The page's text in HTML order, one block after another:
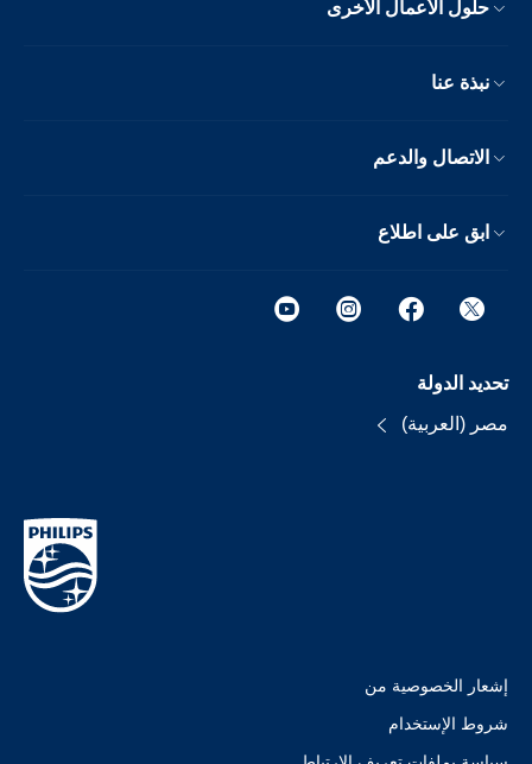
حلول الأعمال الأخرى
نبذة عنا
الاتصال والدعم
ابق على اطلاع
تحديد الدولة
مصر (العربية)
إشعار الخصوصية من
شروط الإستخدام